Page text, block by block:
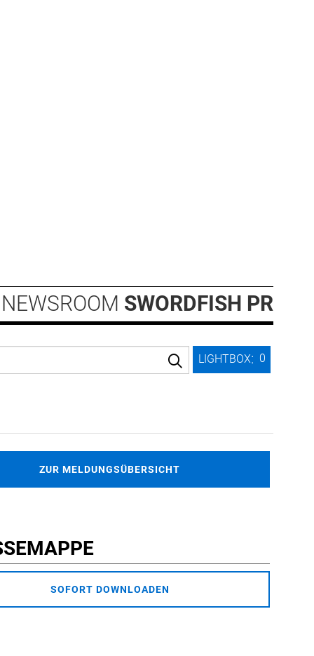
LIGHTBOX: 0
NEWSROOM SWORDFISH PR
ZUR MELDUNGSÜBERSICHT
SOFORT DOWNLOADEN